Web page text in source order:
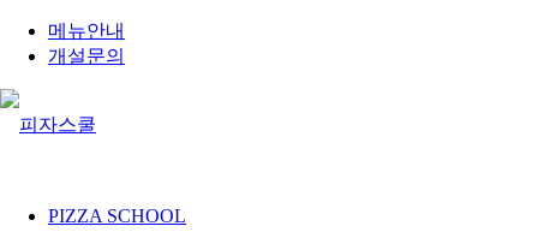
메뉴안내
개설문의
PIZZA SCHOOL